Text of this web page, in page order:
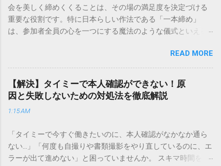
本全国に広範なネットワークを持つ大手運送会社です。特に
重量物や大型の荷物、そして企業間の輸送において圧倒的な
実績を誇ります。 個人で利用する場合、他の宅配業者と少し
いう特徴があります。地域に密着した各拠点が配送をコント
ロールしているため、現場の状況に合わせた柔軟な相談がし
やすいのがメリットです。まずは、今抱えている悩みがどの
サービスで解決できるかを確認していきましょう。 1. 荷物の
るのが最も効率的です。現在の荷物がいったいどこにあるの
か、いつ届く予定なのかは、お手元の番号一つで判明しま
す。 伝票番号（お問い合わせ番号）を準備する : 送り状（伝
会を美しく締めくくることは、その場の満足度を決定づける
重要な役割です。特に日本らしい作法である「一本締め」
は、参加者全員の心を一つにする魔法のような儀式といえる
「手拍子のリズムに自信がない」と不安を感じる方も多いは
ずです。この記事では、ビジネスからカジュアルな集まりま
で、どのような場面でも堂々と立ち振る舞えるための「一本
締め」の作法を、基礎知識から具体的なセリフ例まで丁寧に
解説します。 一本締めとは？その本質と効果 一本締めは、単
に手を叩いて終わらせる作業ではありません。その時間、そ
て刻み込む伝統的な儀礼です。 一本締めがもたらすポジティ
ブな効果 一体感の創出 参加者全員が一斉に同じリズムを刻む
ことで、集団としての連帯感が生まれます。 心地よい終幕
READ MORE
【解決】タイミーで本人確認ができない！原
因と失敗しないための対処法を徹底解説
1:15 AM
「タイミーで今すぐ働きたいのに、本人確認がなかなか通ら
ない…」「何度も自撮りや書類撮影をやり直しているのに、エ
ラーが出て進めない」と困っていませんか。 スキマ時間を有